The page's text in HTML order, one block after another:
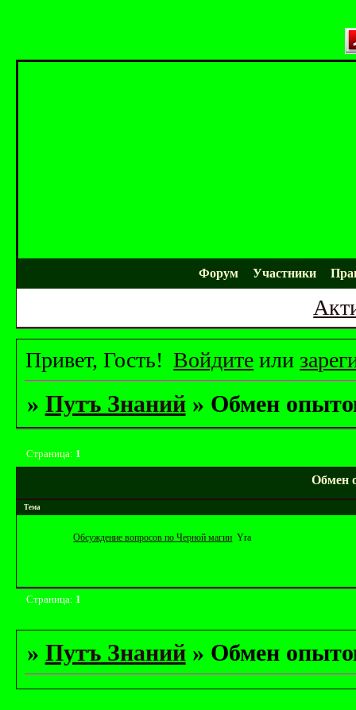
Форум Участники
Привет, Гость! Войдите или
» Путъ Знаний » Обмен
Обмен
Страница: 1
Тема
Обсуждение вопросов по Черной магии Yrа
Страница: 1
» Путъ Знаний » Обмен